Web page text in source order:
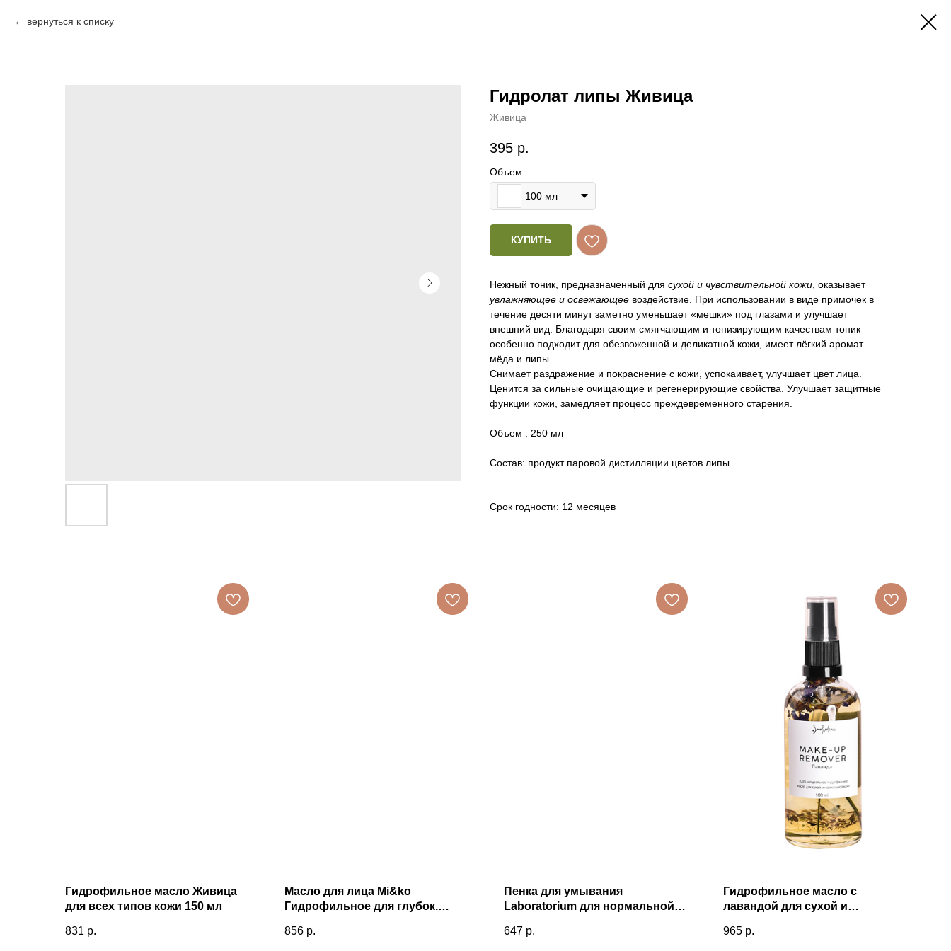
вернуться к списку
Гидролат липы Живица
Живица
395 р.
Объем
100 мл
КУПИТЬ
Нежный тоник, предназначенный для сухой и чувствительной кожи, оказывает
увлажняющее и освежающее воздействие. При использовании в виде примочек в
течение десяти минут заметно уменьшает «мешки» под глазами и улучшает
внешний вид. Благодаря своим смягчающим и тонизирующим качествам тоник
особенно подходит для обезвоженной и деликатной кожи, имеет лёгкий аромат
мёда и липы.
Снимает раздражение и покраснение с кожи, успокаивает, улучшает цвет лица.
Ценится за сильные очищающие и регенерирующие свойства. Улучшает защитные
функции кожи, замедляет процесс преждевременного старения.
Объем : 250 мл
Состав: продукт паровой дистилляции цветов липы
Срок годности: 12 месяцев
Гидрофильное масло Живица
для всех типов кожи 150 мл
831 р.
Масло для лица Mi&ko
Гидрофильное для глубок.
cleaning oil Peony(200мл)
856 р.
Пенка для умывания
Laboratorium для нормальной
647 р.
Гидрофильное масло с
лавандой для сухой и
Смородина
965 р.